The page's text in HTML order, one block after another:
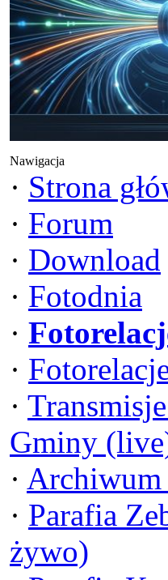
Nawigacja
· Strona
· Forum
· Download
· Fotodnia
·
·
·
Gminy
· Archiwum
· Parafia
żywo)